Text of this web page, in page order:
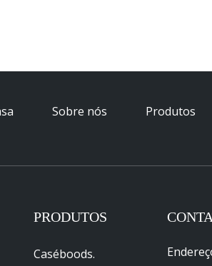
Sobre nós Produtos
PRODUTOS
Caséboods.